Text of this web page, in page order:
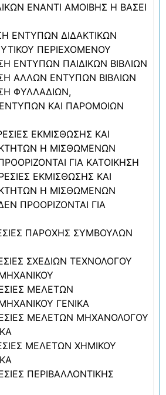
ΕΝΑΝΤΙ ΑΜΟΙΒΗΣ Η ΒΑΣΕΙ
ΕΝΤΥΠΩΝ ΔΙΔΑΚΤΙΚΩΝ
ΠΕΡΙΕΧΟΜΕΝΟΥ
ΕΝΤΥΠΩΝ ΠΑΙΔΙΚΩΝ ΒΙΒΛΙΩΝ
ΑΛΛΩΝ ΕΝΤΥΠΩΝ ΒΙΒΛΙΩΝ
ΦΥΛΛΑΔΙΩΝ,
ΚΑΙ ΠΑΡΟΜΟΙΩΝ
ΕΚΜΙΣΘΩΣΗΣ ΚΑΙ
Η ΜΙΣΘΩΜΕΝΩΝ
ΓΙΑ ΚΑΤΟΙΚΗΣΗ
ΕΚΜΙΣΘΩΣΗΣ ΚΑΙ
Η ΜΙΣΘΩΜΕΝΩΝ
ΠΡΟΟΡΙΖΟΝΤΑΙ ΓΙΑ
ΠΑΡΟΧΗΣ ΣΥΜΒΟΥΛΩΝ
ΣΧΕΔΙΩΝ ΤΕΧΝΟΛΟΓΟΥ
ΜΕΛΕΤΩΝ
ΓΕΝΙΚΑ
ΜΕΛΕΤΩΝ ΜΗΧΑΝΟΛΟΓΟΥ
ΜΕΛΕΤΩΝ ΧΗΜΙΚΟΥ
ΠΕΡΙΒΑΛΛΟΝΤΙΚΗΣ